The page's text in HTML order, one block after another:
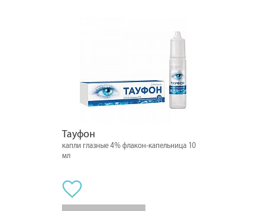
Тауфон
капли глазные 4% флакон-капельница 10
мл